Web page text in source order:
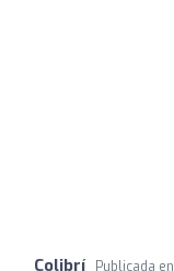
Colibrí Publicada en